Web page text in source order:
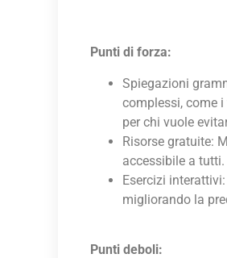
Punti di forza:
Spiegazioni
complessi, come
per chi vuole
Risorse gratuite:
accessibile a tutti.
Esercizi
migliorando la
Punti deboli: